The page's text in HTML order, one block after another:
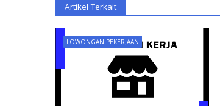
t
n
Artikel Terkait
LOWONGAN PEKERJAAN